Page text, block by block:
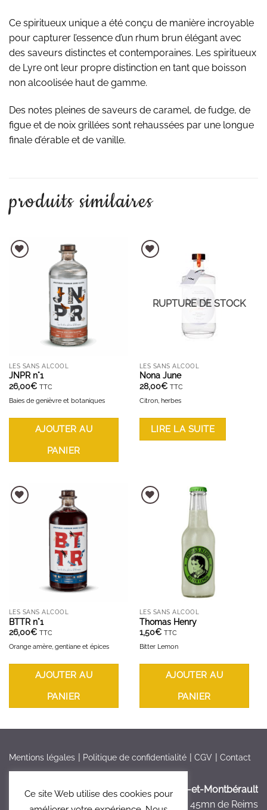
Ce spiritueux unique a été conçu de manière incroyable
pour capturer l’essence d’un rhum brun élégant avec
des saveurs distinctes et contemporaines. Les spiritueux
de Lyre ont leur propre distinction en tant que boisson
non alcoolisée haut de gamme.
Des notes pleines de saveurs de caramel, de fudge, de
figue et de noix grillées sont rehaussées par une longue
finale d’érable et de vanille.
produits similaires
AJOUTER À LA LISTE D'ENVIES
LES SANS ALCOOL
JNPR n°1
26,00€ TTC
Baies de genièvre et botaniques
AJOUTER AU
PANIER
AJOUTER À LA LISTE D'ENVIES
RUPTURE DE STOCK
LES SANS ALCOOL
Nona June
28,00€ TTC
Citron, herbes
LIRE LA SUITE
AJOUTER À LA LISTE D'ENVIES
LES SANS ALCOOL
BTTR n°1
26,00€ TTC
Orange amère, gentiane et épices
AJOUTER AU
PANIER
LES SANS ALCOOL
Thomas Henry
1,50€ TTC
Bitter Lemon
AJOUTER AU
PANIER
Mentions légales Politique de confidentialité CGV Contact
France > Aisne >Bruyères-et-Montbérault
à 5mn de Laon, à 45mn de Reims
Ce site Web utilise des cookies pour